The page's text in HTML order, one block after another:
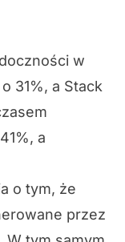
w
31%, a Stack
a
o tym, że
przez